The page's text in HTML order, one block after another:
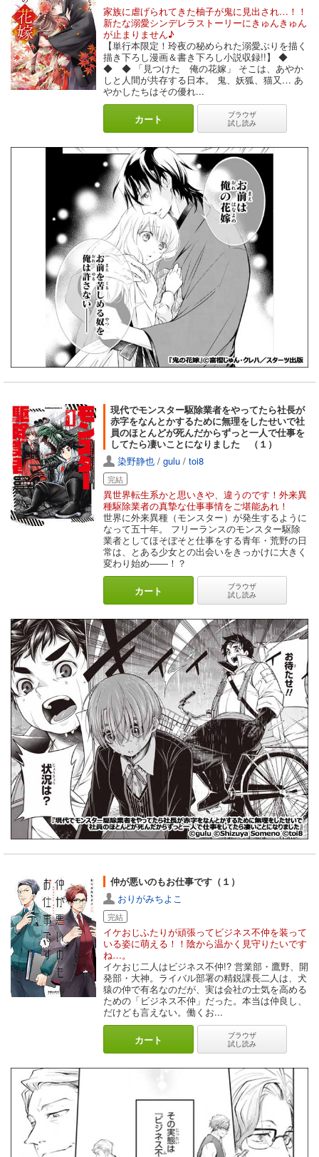
家族に虐げられてきた柚子が鬼に見出され…！！
新たな溺愛シンデレラストーリーにきゅんきゅん
が止まりません♪
【単行本限定！玲夜の秘められた溺愛ぶりを描く
描き下ろし漫画＆書き下ろし小説収録!!】 ◆
◆ ◆ 「見つけた 俺の花嫁」 そこは、あやか
しと人間が共存する日本。 鬼、妖狐、猫又… あ
やかしたちはその優れ...
カート
ブラウザ
試し読み
現代でモンスター駆除業者をやってたら社長が
赤字をなんとかするために無理をしたせいで社
員のほとんどが死んだからずっと一人で仕事を
してたら凄いことになりました （１）
染野静也 / gulu / toi8
完結
異世界転生系かと思いきや、違うのです！外来異
種駆除業者の真摯な仕事事情をご堪能あれ！
世界に外来異種（モンスター）が発生するように
なって五十年。 フリーランスのモンスター駆除
業者としてほそぼそと仕事をする青年・荒野の日
常は、とある少女との出会いをきっかけに大きく
変わり始め――！？
カート
ブラウザ
試し読み
仲が悪いのもお仕事です（１）
おりがみちよこ
完結
イケおじふたりが頑張ってビジネス不仲を装って
いる姿に萌える！！陰から温かく見守りたいです
ね…。
イケおじ二人はビジネス不仲!? 営業部・鷹野、開
発部・大神。ライバル部署の精鋭課長二人は、犬
猿の仲で有名なのだが、実は会社の士気を高める
ための「ビジネス不仲」だった。本当は仲良し、
だけども言えない。働くお...
カート
ブラウザ
試し読み